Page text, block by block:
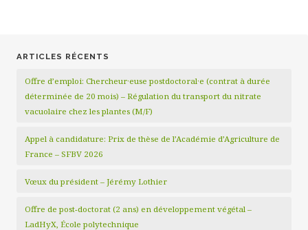
ARTICLES RÉCENTS
Offre d’emploi: Chercheur·euse postdoctoral·e (contrat à durée
déterminée de 20 mois) – Régulation du transport du nitrate
vacuolaire chez les plantes (M/F)
Appel à candidature: Prix de thèse de l’Académie d’Agriculture de
France – SFBV 2026
Vœux du président – Jérémy Lothier
Offre de post-doctorat (2 ans) en développement végétal –
LadHyX, École polytechnique